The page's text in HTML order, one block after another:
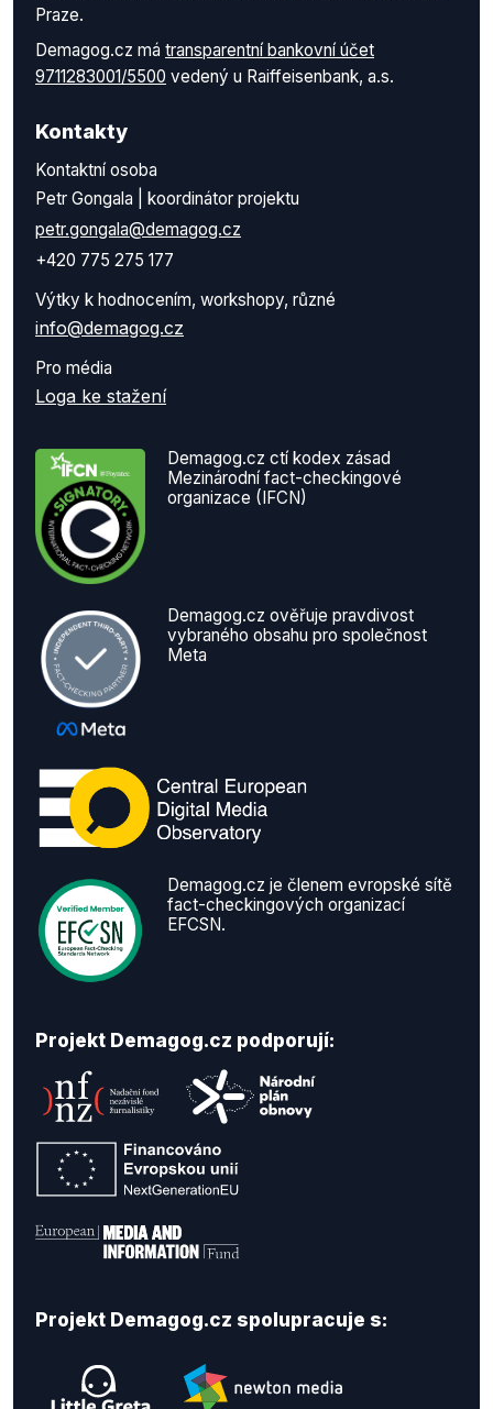
Praze.
Demagog.cz má transparentní bankovní účet
9711283001/5500 vedený u Raiffeisenbank, a.s.
Kontakty
Kontaktní osoba
Petr Gongala | koordinátor projektu
petr.gongala@demagog.cz
+420 775 275 177
Výtky k hodnocením, workshopy, různé
info@demagog.cz
Pro média
Loga ke stažení
Demagog.cz ctí kodex zásad
Mezinárodní fact-checkingové
organizace (IFCN)
Demagog.cz ověřuje pravdivost
vybraného obsahu pro společnost
Meta
Demagog.cz je členem evropské sítě
fact-checkingových organizací
EFCSN.
Projekt Demagog.cz podporují:
Projekt Demagog.cz spolupracuje s: